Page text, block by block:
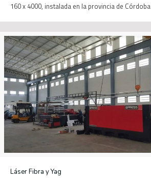
160 x 4000, instalada en la provincia de Córdoba
Láser Fibra y Yag